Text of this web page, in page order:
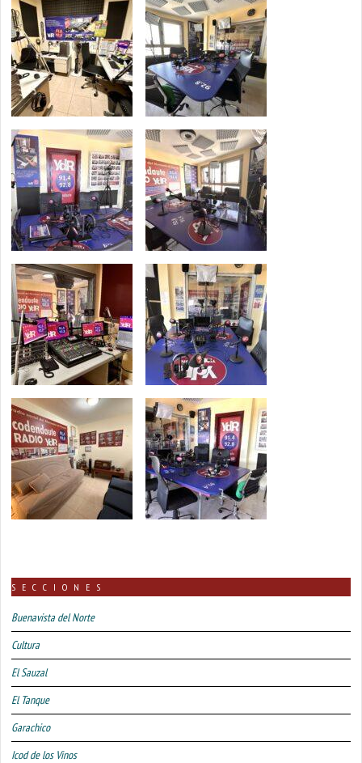
SECCIONES
Buenavista del Norte
Cultura
El Sauzal
El Tanque
Garachico
Icod de los Vinos